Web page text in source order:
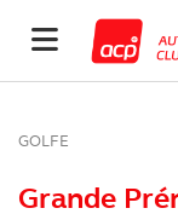
GOLFE
Grande